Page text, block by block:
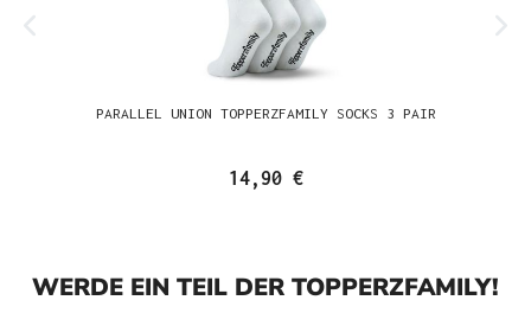
PARALLEL UNION TOPPERZFAMILY SOCKS 3 PAIR
14,90 €
WERDE EIN TEIL DER TOPPERZFAMILY!